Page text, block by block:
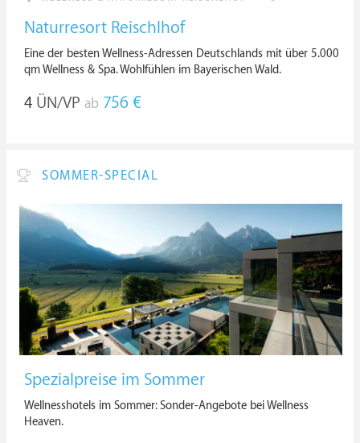
Naturresort Reischlhof
Eine der besten Wellness-Adressen Deutschlands mit über 5.000
qm Wellness & Spa. Wohlfühlen im Bayerischen Wald.
4 ÜN/VP ab 756 €
SOMMER-SPECIAL
Spezialpreise im Sommer
Wellnesshotels im Sommer: Sonder-Angebote bei Wellness
Heaven.